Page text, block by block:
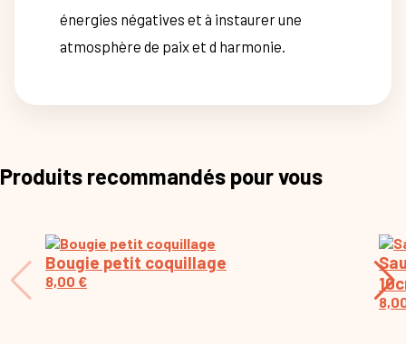
énergies négatives et à instaurer une
atmosphère de paix et d harmonie.
Produits recommandés pour vous
Bougie petit coquillage
8,00 €